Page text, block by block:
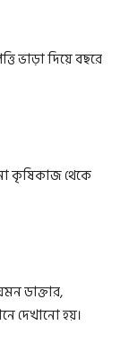
ভাড়া দিয়ে বছরে
কৃষিকাজ থেকে
ডাক্তার,
দেখানো হয়।